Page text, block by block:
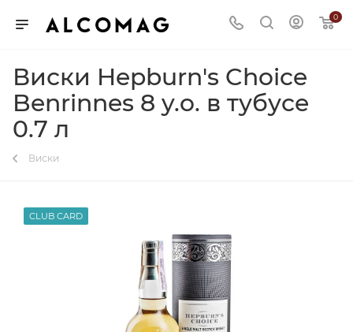
0
Виски Hepburn's Choice
Benrinnes 8 y.o. в тубусе
0.7 л
Виски
CLUB CARD